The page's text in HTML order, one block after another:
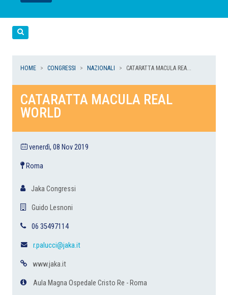
LEGGI
LEGGI
LEGGI
LEGGI
HOME CONGRESSI NAZIONALI CATARATTA MACULA REA...
CATARATTA MACULA REAL
WORLD
venerdì, 08 Nov 2019
Roma
Jaka Congressi
Guido Lesnoni
06 35497114
r.palucci@jaka.it
www.jaka.it
Aula Magna Ospedale Cristo Re - Roma